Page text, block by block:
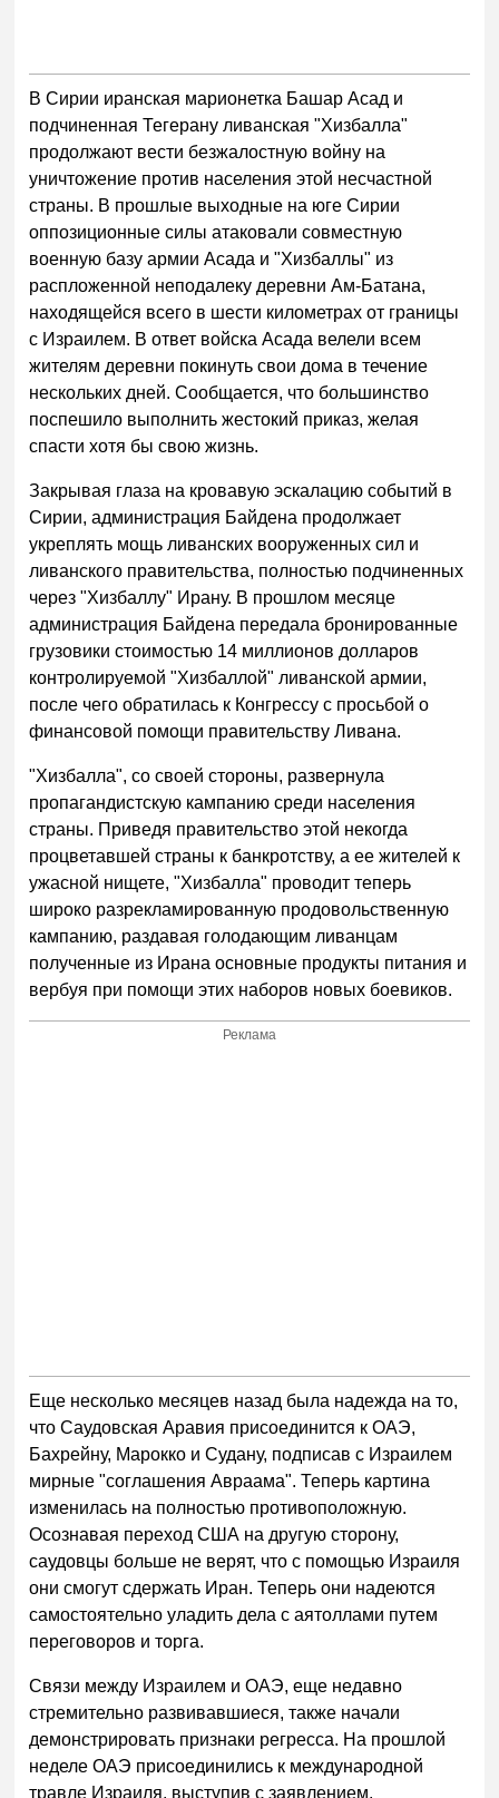
В Сирии иранская марионетка Башар Асад и
подчиненная Тегерану ливанская "Хизбалла"
продолжают вести безжалостную войну на
уничтожение против населения этой несчастной
страны. В прошлые выходные на юге Сирии
оппозиционные силы атаковали совместную
военную базу армии Асада и "Хизбаллы" из
распложенной неподалеку деревни Ам-Батана,
находящейся всего в шести километрах от границы
с Израилем. В ответ войска Асада велели всем
жителям деревни покинуть свои дома в течение
нескольких дней. Сообщается, что большинство
поспешило выполнить жестокий приказ, желая
спасти хотя бы свою жизнь.
Закрывая глаза на кровавую эскалацию событий в
Сирии, администрация Байдена продолжает
укреплять мощь ливанских вооруженных сил и
ливанского правительства, полностью подчиненных
через "Хизбаллу" Ирану. В прошлом месяце
администрация Байдена передала бронированные
грузовики стоимостью 14 миллионов долларов
контролируемой "Хизбаллой" ливанской армии,
после чего обратилась к Конгрессу с просьбой о
финансовой помощи правительству Ливана.
"Хизбалла", со своей стороны, развернула
пропагандистскую кампанию среди населения
страны. Приведя правительство этой некогда
процветавшей страны к банкротству, а ее жителей к
ужасной нищете, "Хизбалла" проводит теперь
широко разрекламированную продовольственную
кампанию, раздавая голодающим ливанцам
полученные из Ирана основные продукты питания и
вербуя при помощи этих наборов новых боевиков.
Реклама
Еще несколько месяцев назад была надежда на то,
что Саудовская Аравия присоединится к ОАЭ,
Бахрейну, Марокко и Судану, подписав с Израилем
мирные "соглашения Авраама". Теперь картина
изменилась на полностью противоположную.
Осознавая переход США на другую сторону,
саудовцы больше не верят, что с помощью Израиля
они смогут сдержать Иран. Теперь они надеются
самостоятельно уладить дела с аятоллами путем
переговоров и торга.
Связи между Израилем и ОАЭ, еще недавно
стремительно развивавшиеся, также начали
демонстрировать признаки регресса. На прошлой
неделе ОАЭ присоединились к международной
травле Израиля, выступив с заявлением,